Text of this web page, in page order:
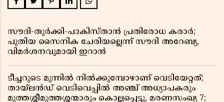
സൗദി-തുർക്കി-പാകിസ്താൻ പ്രതിരോധ കരാർ;
പുതിയ സൈനിക ചേരിയല്ലെന്ന് സൗദി അറേബ്യ,
വിമർശനവുമായി ഇറാൻ
ടീച്ചറുടെ മുന്നിൽ നിൽക്കുമ്പോഴാണ് വെടിയേറ്റത്;
തായ്‌ലൻഡ് വെടിവെപ്പിൽ അഞ്ച് അധ്യാപകരും
മുത്തശ്ശീമുത്തശ്ശന്മാരും കൊല്ലപ്പെട്ടു, മരണസംഖ്യ 7;